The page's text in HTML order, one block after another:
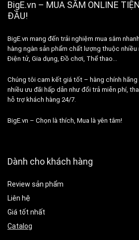
BigE.vn – MUA SẮM ONLINE
ĐẦU!
BigE.vn mang đến trải nghiệm mua sắm
hàng ngàn sản phẩm chất lượng thuộc nhiều
Điện tử, Gia dụng, Đồ chơi, Thể thao…
Chúng tôi cam kết giá tốt – hàng chính
nhiều ưu đãi hấp dẫn như đổi trả miễn phí,
hỗ trợ khách hàng 24/7.
BigE.vn – Chọn là thích, Mua là yên tâm!
Dành cho khách hàng
Review sản phẩm
Liên hệ
Giá tốt nhất
Catalog